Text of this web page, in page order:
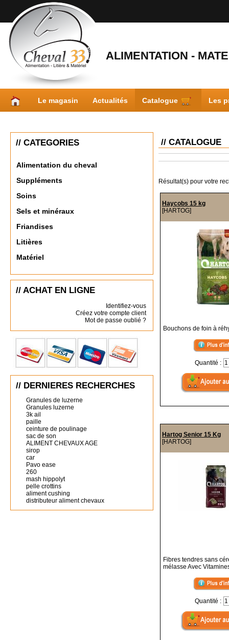
ALIMENTATION -
Le magasin Actualités Catalogue Les
// CATEGORIES
Alimentation du cheval
Suppléments
Soins
Sels et minéraux
Friandises
Litières
Matériel
// ACHAT EN LIGNE
Identifiez-vous
Créez votre compte client
Mot de passe oublié ?
// DERNIERES RECHERCHES
Granules de luzerne
Granules luzerne
3k ail
paille
ceinture de poulinage
sac de son
ALIMENT CHEVAUX AGE
sirop
car
Pavo ease
260
mash hippolyt
pelle crottins
aliment cushing
distributeur aliment chevaux
// CATALOGUE
Résultat(s) pour votre
Haycobs 15 kg
[HARTOG]
Bouchons de foin à
Quantité :
Hartog Senior 15 Kg
[HARTOG]
Fibres tendres sans
mélasse Avec
Quantité :